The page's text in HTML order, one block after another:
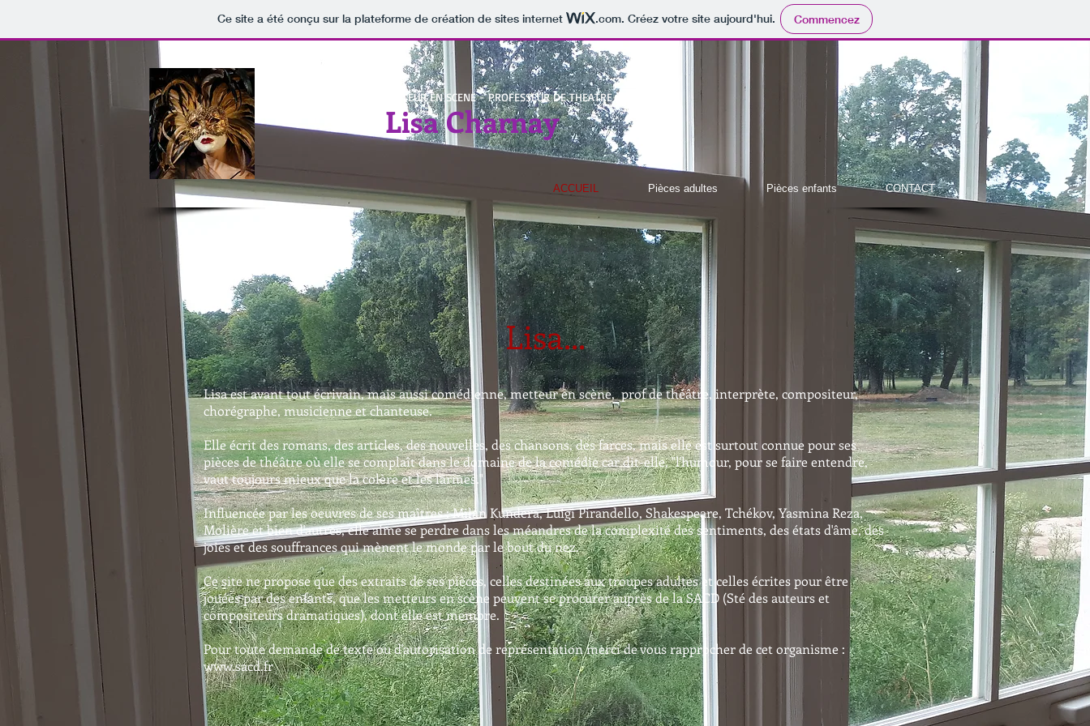
Ce site a été conçu sur la plateforme de création de sites internet .com. Créez votre site aujourd'hui. Commencez
AUTEUR - METTEUR EN SCENE - PROFESSEUR DE THEATRE
Lisa Charnay
ACCUEIL Pièces adultes Pièces enfants CONTACT
Lisa...
Lisa est avant tout écrivain, mais aussi comédienne, metteur en scène, prof de théâtre, interprète, compositeur,
chorégraphe, musicienne et chanteuse.
Elle écrit des romans, des articles, des nouvelles, des chansons, des farces, mais elle est surtout connue pour ses
pièces de théâtre où elle se complaît dans le domaine de la comédie car dit-elle, "l'humour, pour se faire entendre,
vaut toujours mieux que la colère et les larmes."
Influencée par les oeuvres de ses maîtres : Milan Kundera, Luigi Pirandello, Shakespeare, Tchékov, Yasmina Reza,
Molière et bien d'autres, elle aime se perdre dans les méandres de la complexité des sentiments, des états d'âme, des
joies et des souffrances qui mènent le monde par le bout du nez.
Ce site ne propose que des extraits de ses pièces, celles destinées aux troupes adultes et celles écrites pour être
jouées par des enfants, que les metteurs en scène peuvent se procurer auprès de la SACD (Sté des auteurs et
compositeurs dramatiques), dont elle est membre.
Pour toute demande de texte ou d'autorisation de représentation merci de vous rapprocher de cet organisme :
www.sacd.fr